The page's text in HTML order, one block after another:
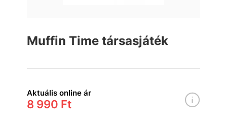
Muffin Time társasjáték
Aktuális online ár
8 990 Ft